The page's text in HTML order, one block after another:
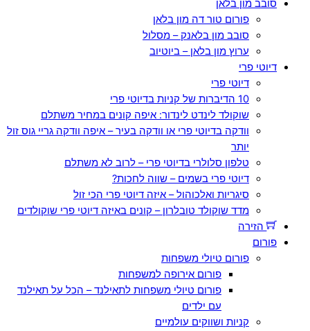
סובב מון בלאן
פורום טור דה מון בלאן
סובב מון בלאנק – מסלול
ערוץ מון בלאן – ביוטיוב
דיוטי פרי
דיוטי פרי
10 הדיברות של קניות בדיוטי פרי
שוקולד לינדט לינדור: איפה קונים במחיר משתלם
וודקה בדיוטי פרי או וודקה בעיר – איפה וודקה גריי גוס זול
יותר
טלפון סלולרי בדיוטי פרי – לרוב לא משתלם
דיוטי פרי בשמים – שווה לחכות?
סיגריות ואלכוהול – איזה דיוטי פרי הכי זול
מדד שוקולד טובלרון – קונים באיזה דיוטי פרי שוקולדים
הזירה
פורום
פורום טיולי משפחות
פורום אירופה למשפחות
פורום טיולי משפחות לתאילנד – הכל על תאילנד
עם ילדים
קניות ושווקים עולמיים